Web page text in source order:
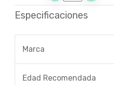
Especificaciones
Marca
Edad Recomendada